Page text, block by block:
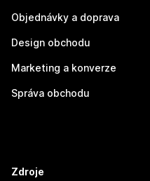
Objednávky a doprava
Design obchodu
Marketing a konverze
Správa obchodu
Zdroje